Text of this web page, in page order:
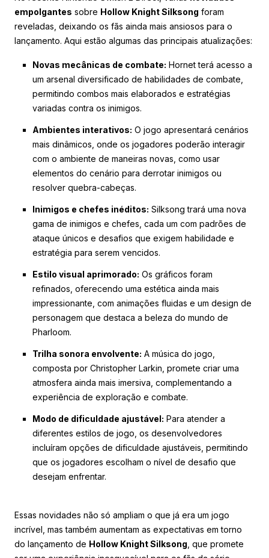
empolgantes sobre Hollow Knight Silksong foram
reveladas, deixando os fãs ainda mais ansiosos para o
lançamento. Aqui estão algumas das principais atualizações:
Novas mecânicas de combate: Hornet terá acesso a
um arsenal diversificado de habilidades de combate,
permitindo combos mais elaborados e estratégias
variadas contra os inimigos.
Ambientes interativos: O jogo apresentará cenários
mais dinâmicos, onde os jogadores poderão interagir
com o ambiente de maneiras novas, como usar
elementos do cenário para derrotar inimigos ou
resolver quebra-cabeças.
Inimigos e chefes inéditos: Silksong trará uma nova
gama de inimigos e chefes, cada um com padrões de
ataque únicos e desafios que exigem habilidade e
estratégia para serem vencidos.
Estilo visual aprimorado: Os gráficos foram
refinados, oferecendo uma estética ainda mais
impressionante, com animações fluidas e um design de
personagem que destaca a beleza do mundo de
Pharloom.
Trilha sonora envolvente: A música do jogo,
composta por Christopher Larkin, promete criar uma
atmosfera ainda mais imersiva, complementando a
experiência de exploração e combate.
Modo de dificuldade ajustável: Para atender a
diferentes estilos de jogo, os desenvolvedores
incluíram opções de dificuldade ajustáveis, permitindo
que os jogadores escolham o nível de desafio que
desejam enfrentar.
Essas novidades não só ampliam o que já era um jogo
incrível, mas também aumentam as expectativas em torno
do lançamento de Hollow Knight Silksong , que promete